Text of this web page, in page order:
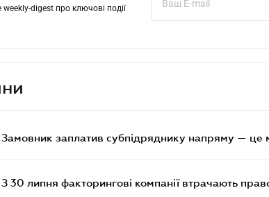
digest про ключові події
Замовник заплатив субпідряднику напряму — це
З 30 липня факторингові компанії втрачають